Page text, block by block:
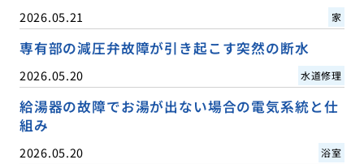
2026.05.21 家
専有部の減圧弁故障が引き起こす突然の断水
2026.05.20 水道修理
給湯器の故障でお湯が出ない場合の電気系統と仕
組み
2026.05.20 浴室